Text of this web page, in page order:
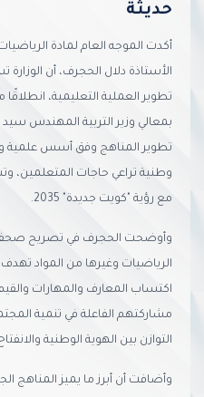
حديثة
أكدت الموجه العام لمادة
الأستاذة دلال الحجرف، أن
تطوير العملية التعليمية،
بمعالي وزير التربية المهندس
تطوير المناهج وفق أسس علمية
وطنية تراعي حاجات
مع رؤية "كويت جديدة" 2035.
وأوضحت الحجرف في تصريح صحفي
الرياضيات وغيرها من المواد
اكتساب المعارف والمهارات والقيم
مشاركتهم الفاعلة في تنمية
التوازن بين الهوية الوطنية
وأضافت أن أبرز ما يميز المناهج